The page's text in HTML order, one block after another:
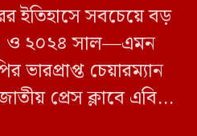
ইতিহাসে সবচেয়ে বড়
ও ২০২৪ সাল—এমন
ভারপ্রাপ্ত চেয়ারম্যান
প্রেস ক্লাবে এবি